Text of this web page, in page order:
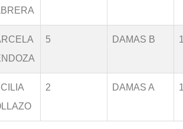
5 DAMAS B
2 DAMAS A